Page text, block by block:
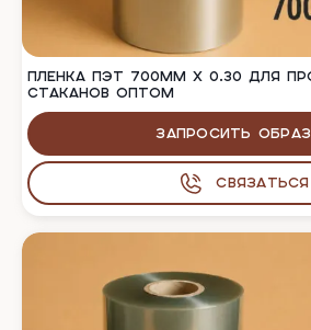
ПЛЕНКА ПЭТ 700ММ Х 0.30 ДЛЯ
СТАКАНОВ ОПТОМ
Запросить
Связаться